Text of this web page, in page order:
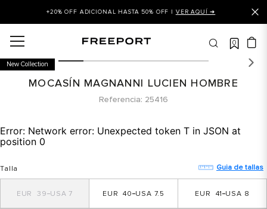
+20% OFF ADICIONAL HASTA 50% OFF | VER AQUÍ ➜
0
New Collection
MOCASÍN MAGNANNI LUCIEN HOMBRE
Referencia 25416
Error: Network error: Unexpected token T in JSON at
position 0
Talla Guia de tallas
7
39 7.5
40 8
41
balance
balance 327
klein